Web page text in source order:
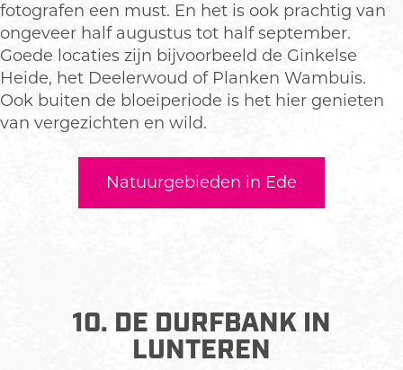
fotografen een must. En het is ook prachtig van
ongeveer half augustus tot half september.
Goede locaties zijn bijvoorbeeld de Ginkelse
Heide, het Deelerwoud of Planken Wambuis.
Ook buiten de bloeiperiode is het hier genieten
van vergezichten en wild.
Natuurgebieden in Ede
10. DE DURFBANK IN
LUNTEREN